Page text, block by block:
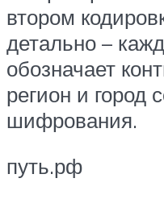
втором
детально –
обозначает
регион и город
шифрования.
путь.рф